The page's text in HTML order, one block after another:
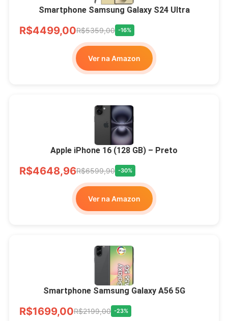
Smartphone Samsung Galaxy S24 Ultra
R$4499,00R$5359,00 -16%
Ver na Amazon
Apple iPhone 16 (128 GB) – Preto
R$4648,96R$6599,90 -30%
Ver na Amazon
Smartphone Samsung Galaxy A56 5G
R$1699,00R$2199,00 -23%